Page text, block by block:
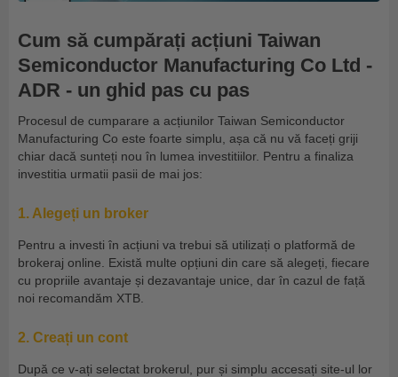
Cum să cumpărați acțiuni Taiwan
Semiconductor Manufacturing Co Ltd -
ADR - un ghid pas cu pas
Procesul de cumparare a acțiunilor Taiwan Semiconductor
Manufacturing Co este foarte simplu, așa că nu vă faceți griji
chiar dacă sunteți nou în lumea investitiilor. Pentru a finaliza
investitia urmatii pasii de mai jos:
1. Alegeți un broker
Pentru a investi în acțiuni va trebui să utilizați o platformă de
brokeraj online. Există multe opțiuni din care să alegeți, fiecare
cu propriile avantaje și dezavantaje unice, dar în cazul de față
noi recomandăm XTB.
2. Creați un cont
După ce v-ați selectat brokerul, pur și simplu accesați site-ul lor